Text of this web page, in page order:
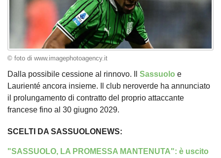
© foto di www.imagephotoagency.it
Dalla possibile cessione al rinnovo. Il Sassuolo e
Laurienté ancora insieme. Il club neroverde ha annunciato
il prolungamento di contratto del proprio attaccante
francese fino al 30 giugno 2029.
SCELTI DA SASSUOLONEWS:
"SASSUOLO, LA PROMESSA MANTENUTA": è uscito